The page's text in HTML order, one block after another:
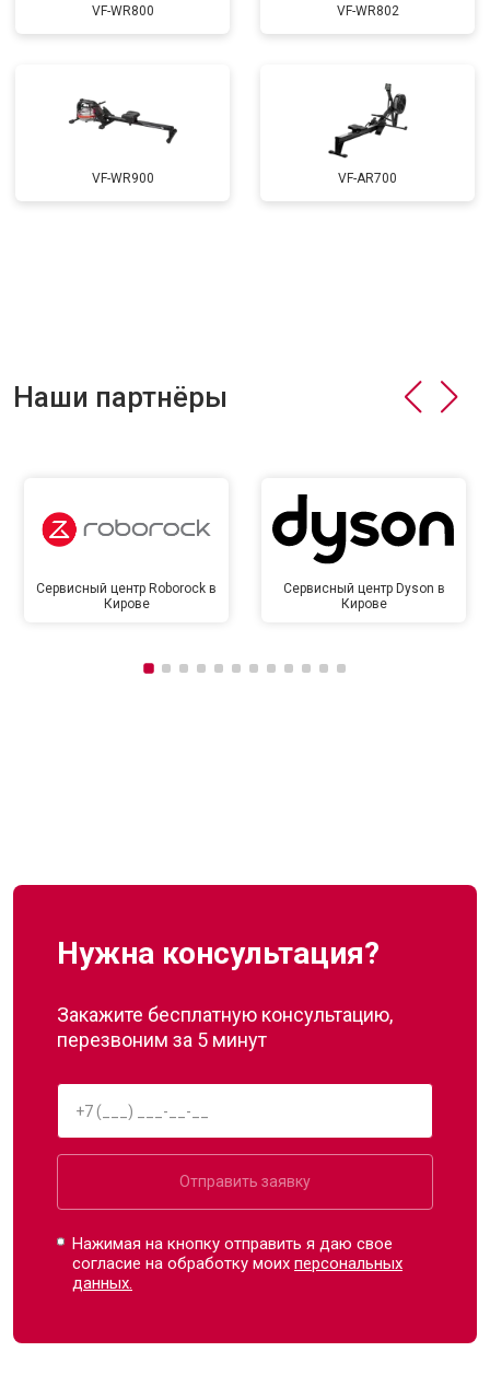
VF-WR800 VF-WR802
VF-WR900 VF-AR700
Наши партнёры
Сервисный центр Roborock в
Кирове
Сервисный центр Dyson в
Кирове
Нужна консультация?
Закажите бесплатную консультацию,
перезвоним за 5 минут
Отправить заявку
Нажимая на кнопку отправить я даю свое
согласие на обработку моихперсональных
данных.